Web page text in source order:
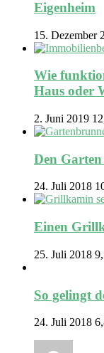
Eigenheim
15. Dezember
Wie
Haus oder
2. Juni 2019
Den
24. Juli 2018
Einen
25. Juli 2018
So gelingt
24. Juli 2018